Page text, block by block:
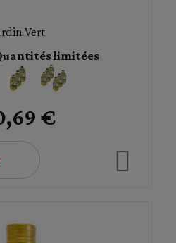
Vert
limitées
€